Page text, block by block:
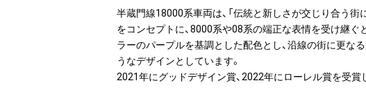
半蔵門線18000系車両は、「伝統と新しさが交じり合う街
をコンセプトに、8000系や08系の端正な表情を受け継ぐ
ラーのパープルを基調とした配色とし、沿線の街に更な
うなデザインとしています。
2021年にグッドデザイン賞、2022年にローレル賞を受賞